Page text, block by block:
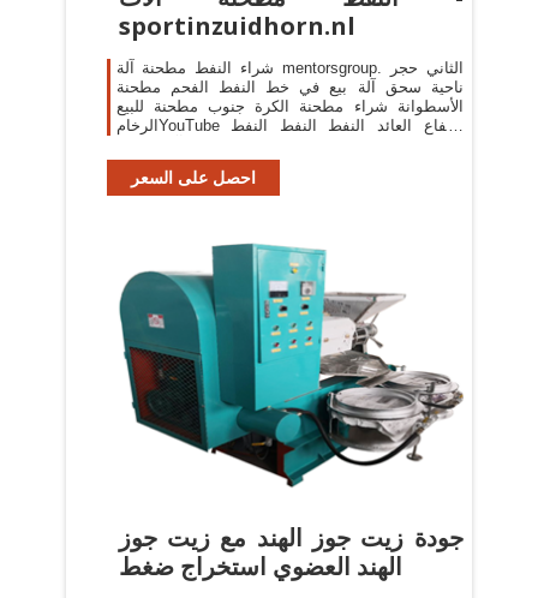
sportinzuidhorn.nl
شراء النفط مطحنة آلة mentorsgroup. الثاني حجر
ناحية سحق آلة بيع في خط النفط الفحم مطحنة
الأسطوانة شراء مطحنة الكرة جنوب ‫مطحنة للبيع
الرخام‬‎YouTube ارتفاع العائد النفط النفط النفط
احصل على السعر
جودة زيت جوز الهند مع زيت جوز
الهند العضوي استخراج ضغط